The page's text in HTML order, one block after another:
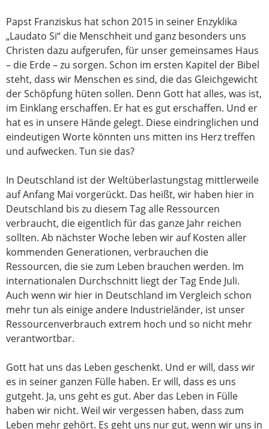
Papst Franziskus hat schon 2015 in seiner Enzyklika
„Laudato Si“ die Menschheit und ganz besonders uns
Christen dazu aufgerufen, für unser gemeinsames Haus
– die Erde – zu sorgen. Schon im ersten Kapitel der Bibel
steht, dass wir Menschen es sind, die das Gleichgewicht
der Schöpfung hüten sollen. Denn Gott hat alles, was ist,
im Einklang erschaffen. Er hat es gut erschaffen. Und er
hat es in unsere Hände gelegt. Diese eindringlichen und
eindeutigen Worte könnten uns mitten ins Herz treffen
und aufwecken. Tun sie das?
In Deutschland ist der Weltüberlastungstag mittlerweile
auf Anfang Mai vorgerückt. Das heißt, wir haben hier in
Deutschland bis zu diesem Tag alle Ressourcen
verbraucht, die eigentlich für das ganze Jahr reichen
sollten. Ab nächster Woche leben wir auf Kosten aller
kommenden Generationen, verbrauchen die
Ressourcen, die sie zum Leben brauchen werden. Im
internationalen Durchschnitt liegt der Tag Ende Juli.
Auch wenn wir hier in Deutschland im Vergleich schon
mehr tun als einige andere Industrieländer, ist unser
Ressourcenverbrauch extrem hoch und so nicht mehr
verantwortbar.
Gott hat uns das Leben geschenkt. Und er will, dass wir
es in seiner ganzen Fülle haben. Er will, dass es uns
gutgeht. Ja, uns geht es gut. Aber das Leben in Fülle
haben wir nicht. Weil wir vergessen haben, dass zum
Leben mehr gehört. Es geht uns nur gut, wenn wir uns in